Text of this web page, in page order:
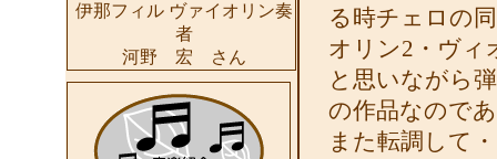
伊那フィル ヴァイオリン奏
者
河野 宏 さん
る時チェロの
オリン2・ヴィ
と思いながら
の作品なので
また転調して